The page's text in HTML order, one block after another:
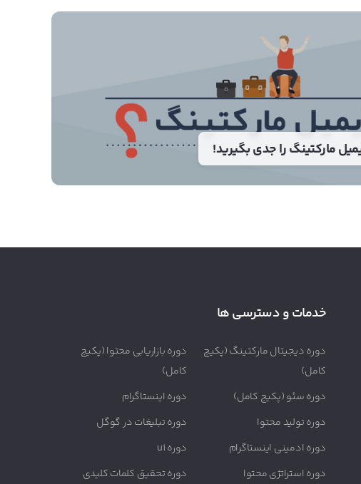
مارکتینگ را جدی بگیرید!
خدمات و دسترسی ها
دوره دیجیتال مارکتینگ (پکیج
کامل)
دوره بازاریابی محتوا (پکیج
کامل)
دوره سئو (پکیج کامل)
دوره اینستاگرام
دوره تولید محتوا
دوره تبلیغات در گوگل
دوره ادمینی اینستاگرام
دوره ui
دوره استراتژی محتوا
دوره تحقیق کلمات کلیدی